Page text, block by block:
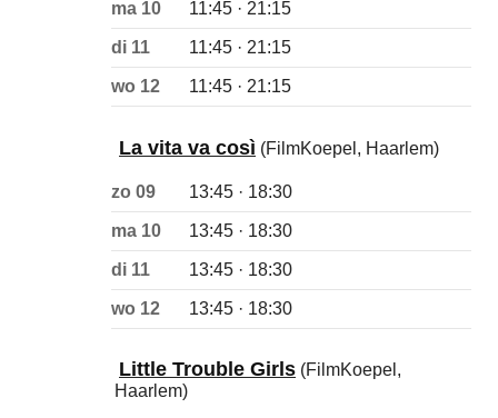
ma 10 11:45 · 21:15
di 11 11:45 · 21:15
wo 12 11:45 · 21:15
La vita va così (FilmKoepel, Haarlem)
zo 09 13:45 · 18:30
ma 10 13:45 · 18:30
di 11 13:45 · 18:30
wo 12 13:45 · 18:30
Little Trouble Girls (FilmKoepel,
Haarlem)